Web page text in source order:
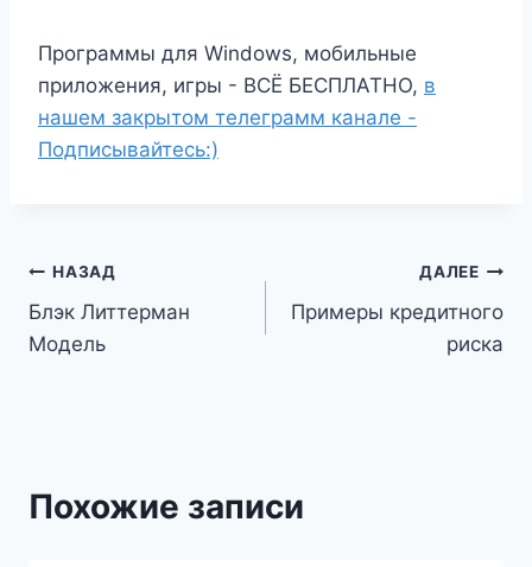
Программы для Windows, мобильные
приложения, игры - ВСЁ БЕСПЛАТНО, в
нашем закрытом телеграмм канале -
Подписывайтесь:)
Навигация
по
НАЗАД
Блэк Литтерман
Модель
ДАЛЕЕ
Примеры кредитного
риска
Похожие записи